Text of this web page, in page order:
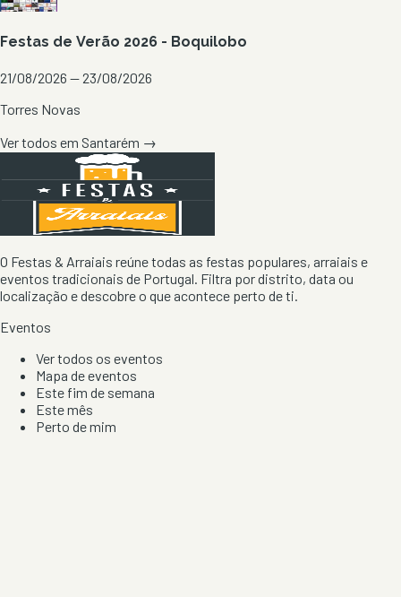
Festas de Verão 2026 - Boquilobo
21/08/2026 — 23/08/2026
Torres Novas
Ver todos em Santarém →
O Festas & Arraiais reúne todas as festas populares, arraiais e
eventos tradicionais de Portugal. Filtra por distrito, data ou
localização e descobre o que acontece perto de ti.
Eventos
Ver todos os eventos
Mapa de eventos
Este fim de semana
Este mês
Perto de mim